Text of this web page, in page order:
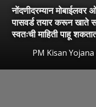
नोंदणीदरम्यान
पासवर्ड तयार करून खाते
स्वतःची माहिती पाहू
PM Kisan